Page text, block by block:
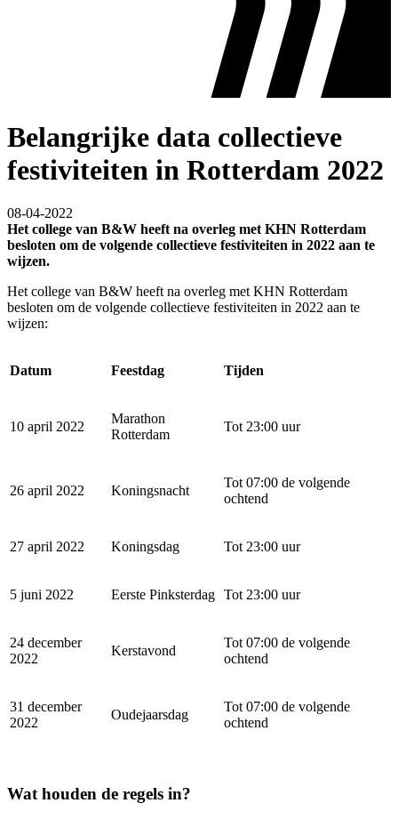
Belangrijke data collectieve
festiviteiten in Rotterdam 2022
08-04-2022
Het college van B&W heeft na overleg met KHN Rotterdam
besloten om de volgende collectieve festiviteiten in 2022 aan te
wijzen.
Het college van B&W heeft na overleg met KHN Rotterdam
besloten om de volgende collectieve festiviteiten in 2022 aan te
wijzen:
Datum Feestdag Tijden
10 april 2022
Marathon
Rotterdam
Tot 23:00 uur
26 april 2022 Koningsnacht
Tot 07:00 de volgende
ochtend
27 april 2022 Koningsdag Tot 23:00 uur
5 juni 2022 Eerste Pinksterdag Tot 23:00 uur
24 december
2022
Kerstavond
Tot 07:00 de volgende
ochtend
31 december
2022
Oudejaarsdag
Tot 07:00 de volgende
ochtend
Wat houden de regels in?